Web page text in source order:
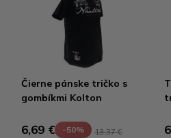
Čierne pánske tričko s
gombíkmi Kolton
6,69 € -50% 13,37 €